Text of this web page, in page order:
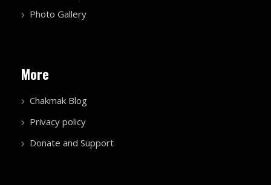
Photo Gallery
More
Chakmak Blog
Privacy policy
Donate and Support